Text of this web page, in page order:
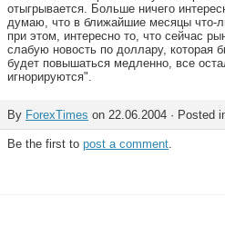
отыгрывается. Больше ничего
думаю, что в ближайшие месяцы что-
при этом, интересно то, что сейчас
слабую новость по доллару, которая
будет повышаться медленно, все
игнорируются".
By ForexTimes on 22.06.2004 · Posted
Be the first to post a comment.